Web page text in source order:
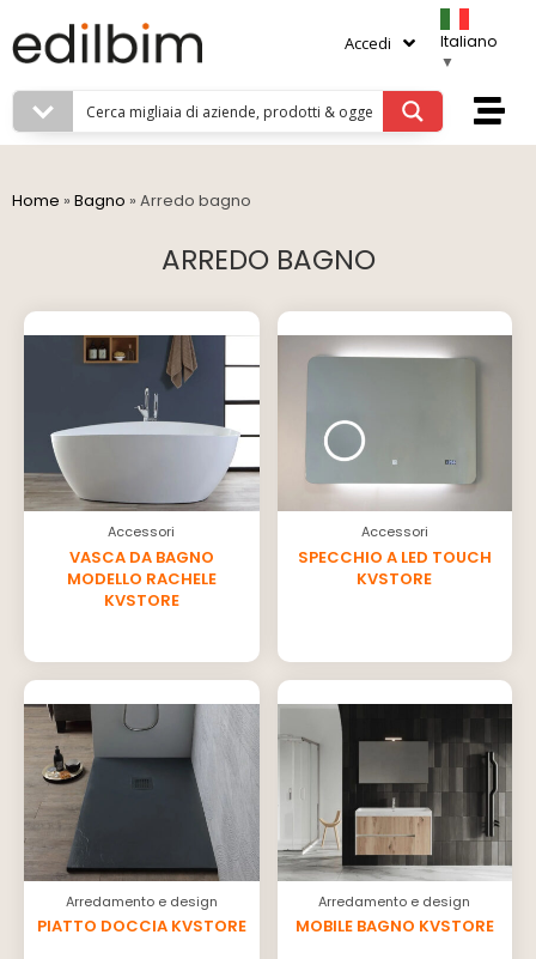
Accedi
Italiano
▼
Home » Bagno » Arredo bagno
ARREDO BAGNO
Accessori
VASCA DA BAGNO
MODELLO RACHELE
KVSTORE
Accessori
SPECCHIO A LED TOUCH
KVSTORE
Arredamento e design
PIATTO DOCCIA KVSTORE
Arredamento e design
MOBILE BAGNO KVSTORE